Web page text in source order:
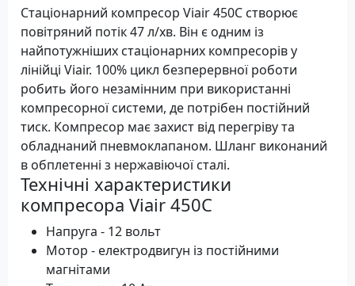
Стаціонарний компресор Viair 450С створює
повітряний потік 47 л/хв. Він є одним із
найпотужніших стаціонарних компресорів у
лінійці Viair. 100% цикл безперервної роботи
робить його незамінним при використанні
компресорної системи, де потрібен постійний
тиск. Компресор має захист від перегріву та
обладнаний пневмоклапаном. Шланг виконаний
в обплетенні з нержавіючої сталі.
Технічні характеристики
компресора Viair 450С
Напруга - 12 вольт
Мотор - електродвигун із постійними
магнітами